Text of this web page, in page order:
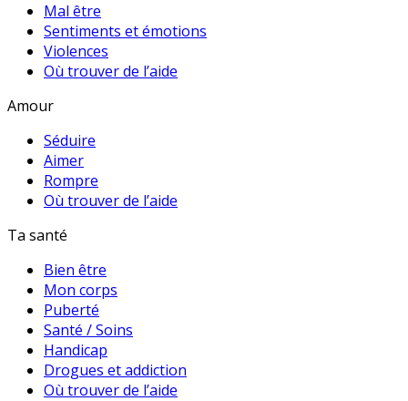
Mal être
Sentiments et émotions
Violences
Où trouver de l’aide
Amour
Séduire
Aimer
Rompre
Où trouver de l’aide
Ta santé
Bien être
Mon corps
Puberté
Santé / Soins
Handicap
Drogues et addiction
Où trouver de l’aide